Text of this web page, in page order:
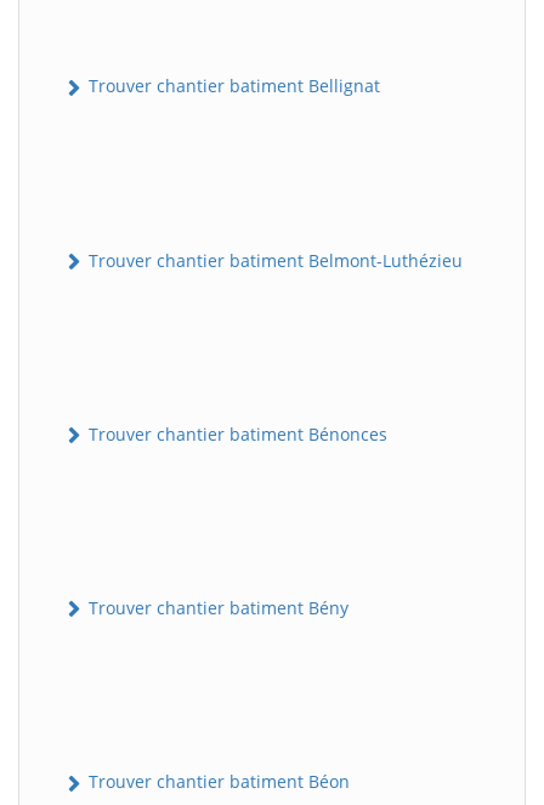
Trouver chantier batiment Bellignat
Trouver chantier batiment Belmont-Luthézieu
Trouver chantier batiment Bénonces
Trouver chantier batiment Bény
Trouver chantier batiment Béon